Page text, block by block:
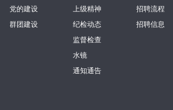
党的建设
群团建设
上级精神
纪检动态
监督检查
水镜
通知通告
招聘流程
招聘信息